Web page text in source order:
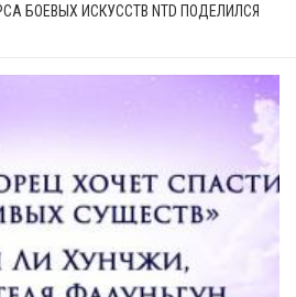
БОЕВЫХ ИСКУССТВ NTD ПОДЕЛИЛСЯ